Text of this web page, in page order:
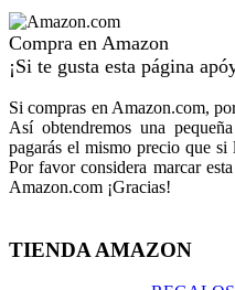
Compra en Amazon
¡Si te gusta esta página
Si compras en Amazon.com,
Así obtendremos una
pagarás el mismo precio que si
Por favor considera marcar esta
Amazon.com ¡Gracias!
TIENDA AMAZON